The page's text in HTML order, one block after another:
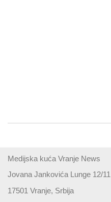
Medijska kuća Vranje News
Jovana Jankovića Lunge 12/11
17501 Vranje, Srbija